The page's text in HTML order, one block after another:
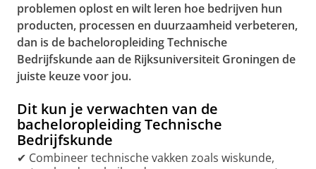
problemen oplost en wilt leren hoe bedrijven hun
producten, processen en duurzaamheid verbeteren,
dan is de bacheloropleiding Technische
Bedrijfskunde aan de Rijksuniversiteit Groningen de
juiste keuze voor jou.
Dit kun je verwachten van de
bacheloropleiding Technische
Bedrijfskunde
✔ Combineer technische vakken zoals wiskunde,